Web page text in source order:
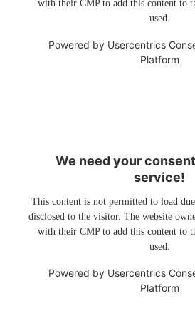
with their CMP to add this content to
used.
Powered by Usercentrics
Platform
We need your
service!
This content is not permitted to load
disclosed to the visitor. The website
with their CMP to add this content to
used.
Powered by Usercentrics
Platform